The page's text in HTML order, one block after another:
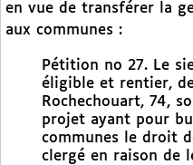
en vue de transférer la
aux communes :
Pétition no 27. Le
éligible et rentier,
Rochechouart, 74,
projet ayant pour
communes le droit
clergé en raison de